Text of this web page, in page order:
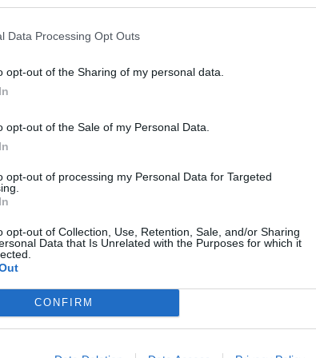
Data Processing Opt Outs
opt-out of the Sharing of my personal data.
opt-out of the Sale of my Personal Data.
opt-out of processing my Personal Data for Targeted
opt-out of Collection, Use, Retention, Sale, and/or Sharing
Data that Is Unrelated with the Purposes for which it
CONFIRM
sistemas de defensa y reparación celular
plazo. Textura de alta extensibilidad para
18,30 €)
preferida de Google
de actualidad.